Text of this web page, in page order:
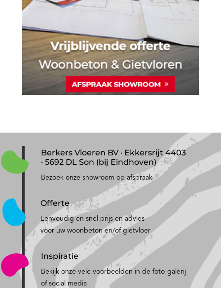
Berkers Vloeren BV · Ekkersrijt 4403
· 5692 DL Son (bij Eindhoven)
Bezoek onze showroom op afspraak
Offerte
Eenvoudig en snel prijs en advies
voor uw woonbeton en/of gietvloer
Inspiratie
Bekijk onze vele voorbeelden in de foto-galerij
of social media